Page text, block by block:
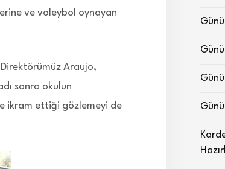
ve voleybol oynayan
Araujo,
sonra okulun
ikram ettiği gözlemeyi de